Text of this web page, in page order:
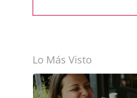
Lo Más Visto